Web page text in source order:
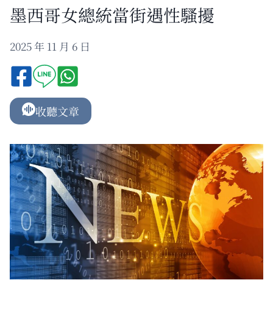
墨西哥女總統當街遇性騷擾
2025 年 11 月 6 日
收聽文章